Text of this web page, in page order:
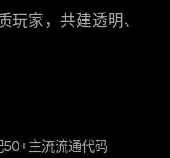
玩家，共建透明、
50+主流流通代码